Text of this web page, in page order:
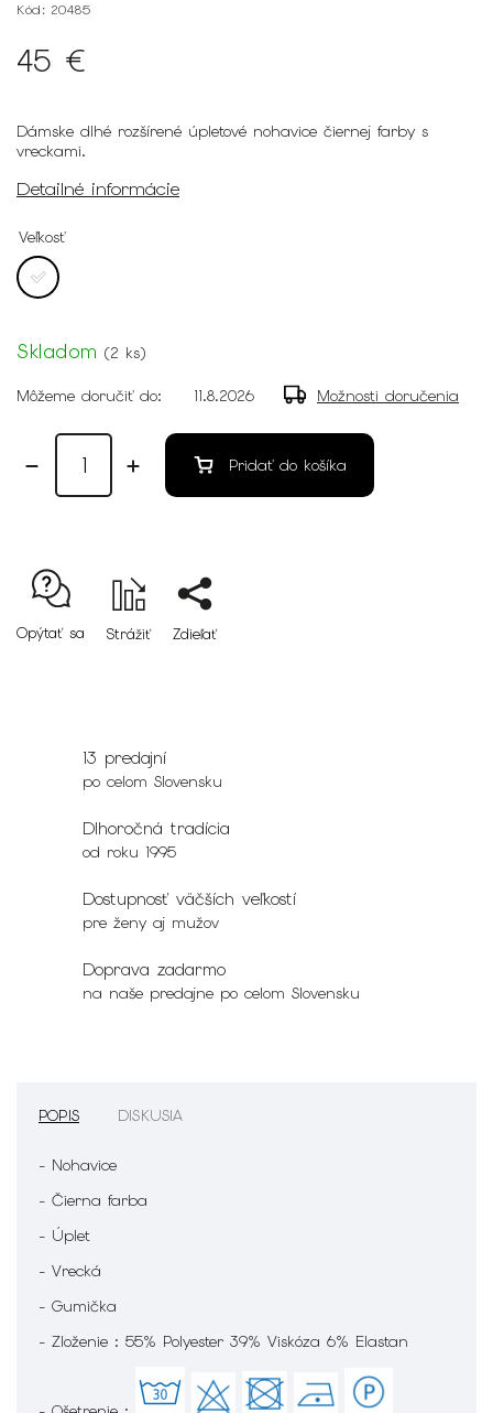
Kód: 20485
45 €
Dámske dlhé rozšírené úpletové nohavice čiernej farby s
vreckami.
Detailné informácie
Veľkosť
Skladom (2 ks)
Môžeme doručiť do: 11.8.2026 Možnosti doručenia
Pridať do košíka
Opýtať sa Strážiť Zdieľať
13 predajní
po celom Slovensku
Dlhoročná tradícia
od roku 1995
Dostupnosť väčších veľkostí
pre ženy aj mužov
Doprava zadarmo
na naše predajne po celom Slovensku
POPIS DISKUSIA
- Nohavice
- Čierna farba
- Úplet
- Vrecká
- Gumička
- Zloženie : 55% Polyester 39% Viskóza 6% Elastan